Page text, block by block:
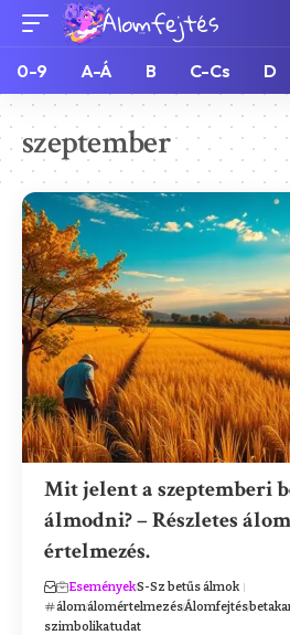
0-9 A-Á B C-Cs D
szeptember
Mit jelent a szeptemberi
álmodni? – Részletes
értelmezés.
EseményekS-Sz betűs álmok
álomálomértelmezésÁlomfejtés
szimbolikatudat